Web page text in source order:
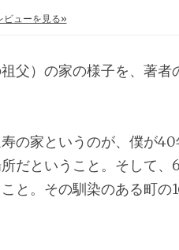
ビューを見る»
父）の家の様子を、著者
の家というのが、僕が
だということ。そして、
と。その馴染のある町の